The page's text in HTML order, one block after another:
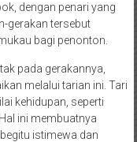
dengan penari yang
gerakan tersebut
bagi penonton.
pada gerakannya,
melalui tarian ini. Tari
kehidupan, seperti
ini membuatnya
istimewa dan